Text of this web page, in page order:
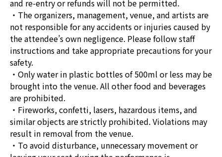
and re-entry or refunds will not be permitted.
・The organizers, management, venue, and artists are
not responsible for any accidents or injuries caused by
the attendee’s own negligence. Please follow staff
instructions and take appropriate precautions for your
safety.
・Only water in plastic bottles of 500ml or less may be
brought into the venue. All other food and beverages
are prohibited.
・Fireworks, confetti, lasers, hazardous items, and
similar objects are strictly prohibited. Violations may
result in removal from the venue.
・To avoid disturbance, unnecessary movement or